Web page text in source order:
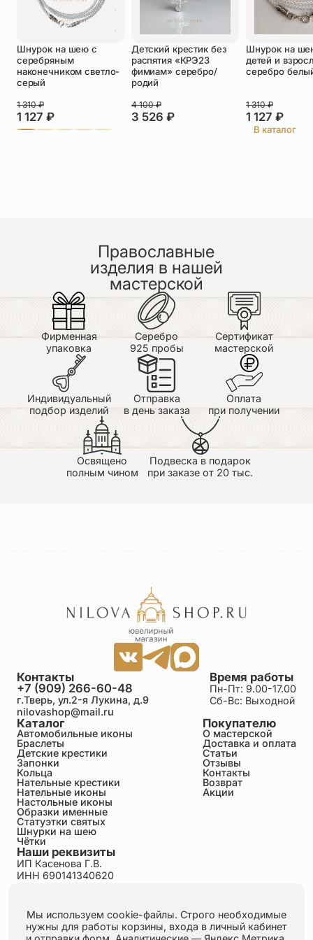
Оставить отзыв
Подтверждаю свое согласие с
политикой конфиденциальностии даю
согласие на обработку персональных
данных
Пока нет отзывов. Будьте первым!
Шнурок на шею с
серебряным
наконечником светло-
серый
1 127 ₽
1 310₽
Детский крестик без
распятия «КРЭ23
фимиам» серебро/
родий
3 526 ₽
4 100₽
Шнурок на
детей и
серебро
1 127 ₽
1 310₽
В каталог
Православные
изделия в нашей
мастерской
Фирменная
упаковка
Серебро
925 пробы
Сертификат
мастерской
Индивидуальный
подбор изделий
Отправка
в день заказа
Оплата
при получении
Освящено
полным чином
Подвеска в подарок
при заказе от 20 тыс.
Каталог
Автомобильные иконы
Браслеты
Детские крестики
Запонки
Кольца
Нательные крестики
Нательные иконы
Настольные иконы
Образки именные
Статуэтки святых
Шнурки на шею
Чётки
Покупателю
О мастерской
Доставка и оплата
Статьи
Отзывы
Контакты
Возврат
Акции
Время работы
Пн-Пт: 9.00-17.00
Сб-Вс: Выходной
Контакты
+7 (909) 266-60-48
г.Тверь, ул.2-я Лукина, д.9
nilovashop@mail.ru
Наши реквизиты
ИП Касенова Г.В.
ИНН 690141340620
Пользовательское соглашение
Публичная оферта
Согласие на обработку персональных данных
Мы используем cookie-файлы. Строго необходимые
нужны для работы корзины, входа в личный кабинет